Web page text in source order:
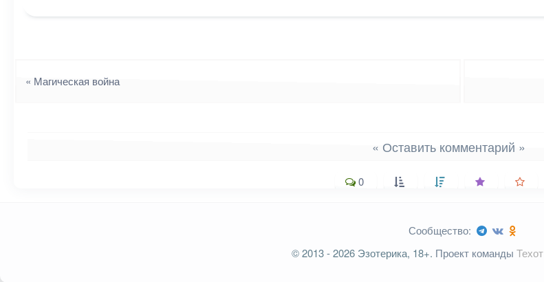
« Магическая война
« Оставить комментарий »
0
Сообщество:
© 2013 - 2026 Эзотерика, 18+. Проект команды Техот